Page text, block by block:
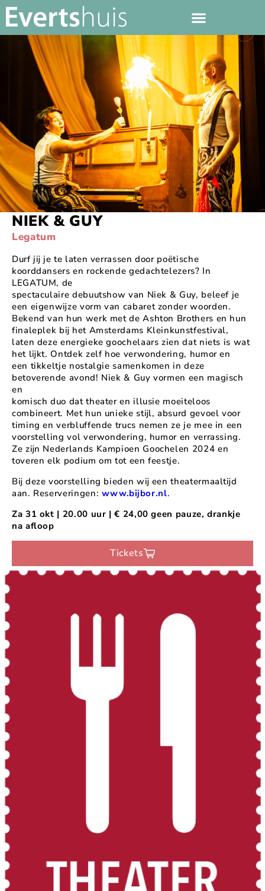
NIEK & GUY
Legatum
Durf jij je te laten verrassen door poëtische
koorddansers en rockende gedachtelezers? In
LEGATUM, de
spectaculaire debuutshow van Niek & Guy, beleef je
een eigenwijze vorm van cabaret zonder woorden.
Bekend van hun werk met de Ashton Brothers en hun
finaleplek bij het Amsterdams Kleinkunstfestival,
laten deze energieke goochelaars zien dat niets is wat
het lijkt. Ontdek zelf hoe verwondering, humor en
een tikkeltje nostalgie samenkomen in deze
betoverende avond! Niek & Guy vormen een magisch
en
komisch duo dat theater en illusie moeiteloos
combineert. Met hun unieke stijl, absurd gevoel voor
timing en verbluffende trucs nemen ze je mee in een
voorstelling vol verwondering, humor en verrassing.
Ze zijn Nederlands Kampioen Goochelen 2024 en
toveren elk podium om tot een feestje.
Bij deze voorstelling bieden wij een theatermaaltijd
aan. Reserveringen: www.bijbor.nl.
Za 31 okt | 20.00 uur | € 24,00 geen pauze, drankje
na afloop
Tickets